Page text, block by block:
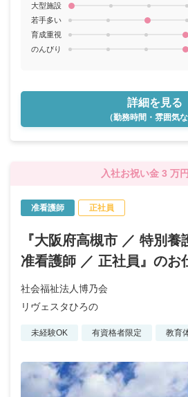
大型施設
若手多い
育成重視
のんびり
詳細を見る
（勤務時間・雰囲気な
入社お祝い金 3 万
准看護師 正社員
『大阪府高槻市 ／ 特別養
准看護師 ／ 正社員』のお
社会福祉法人博乃会
リヴェスタひろの
未経験OK 有資格者限定 教育